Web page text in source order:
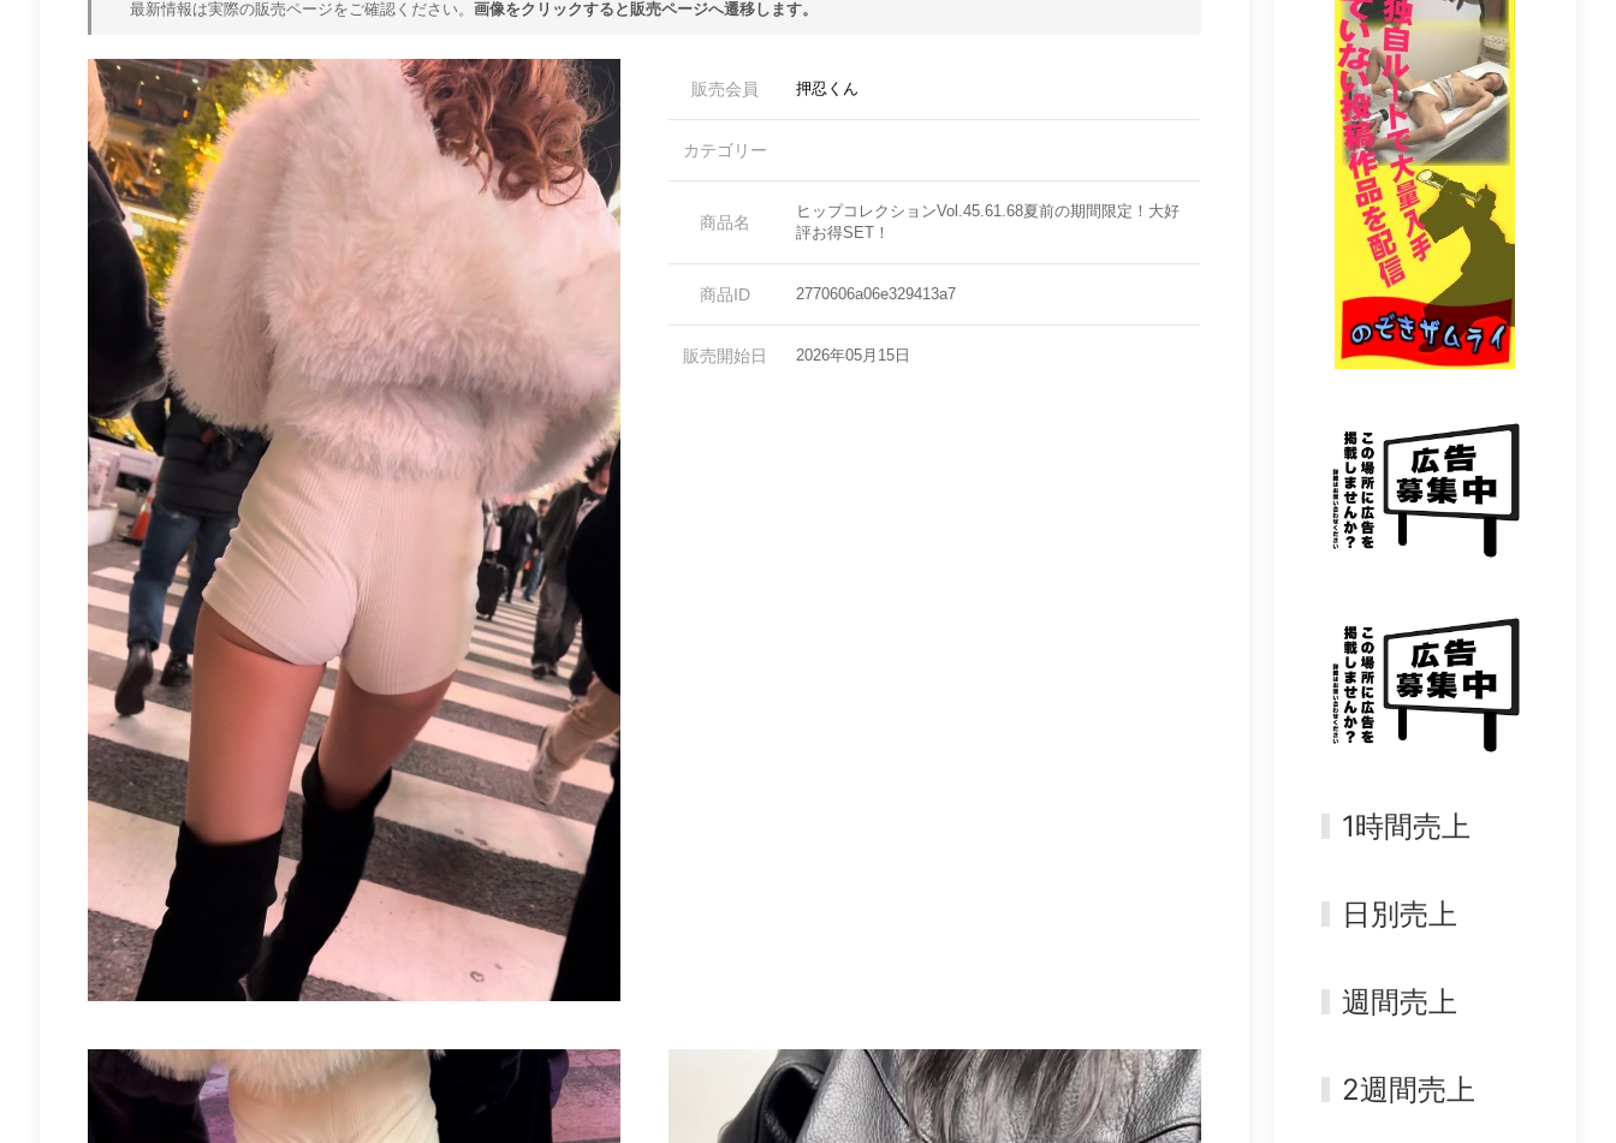
最新情報は実際の販売ページをご確認ください。 画像をクリックすると販売ページへ遷移します。
販売会員 押忍くん
カテゴリー
商品名
ヒップコレクションVol.45.61.68夏前の期間限定！大好
評お得SET！
商品ID 2770606a06e329413a7
販売開始日 2026年05月15日
1時間売上
日別売上
週間売上
2週間売上